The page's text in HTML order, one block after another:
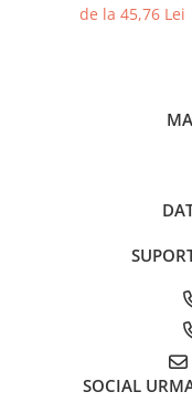
de la 45,76 Lei
SOCIAL